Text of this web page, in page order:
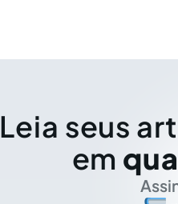
Leia seus
em